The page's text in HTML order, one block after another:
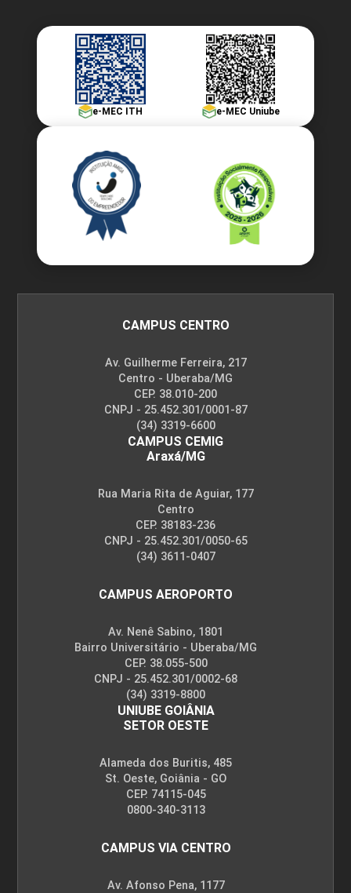
e-MEC ITH e-MEC Uniube
CAMPUS CENTRO
Av. Guilherme Ferreira, 217
Centro - Uberaba/MG
CEP. 38.010-200
CNPJ - 25.452.301/0001-87
(34) 3319-6600
CAMPUS CEMIG
Araxá/MG
Rua Maria Rita de Aguiar, 177
Centro
CEP. 38183-236
CNPJ - 25.452.301/0050-65
(34) 3611-0407
CAMPUS AEROPORTO
Av. Nenê Sabino, 1801
Bairro Universitário - Uberaba/MG
CEP. 38.055-500
CNPJ - 25.452.301/0002-68
(34) 3319-8800
UNIUBE GOIÂNIA
SETOR OESTE
Alameda dos Buritis, 485
St. Oeste, Goiânia - GO
CEP. 74115-045
0800-340-3113
CAMPUS VIA CENTRO
Av. Afonso Pena, 1177